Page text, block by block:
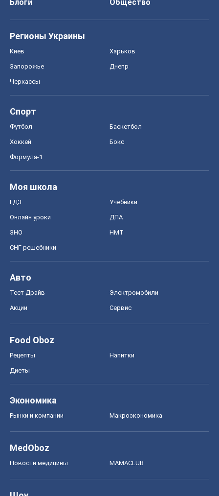
Блоги
Общество
Регионы Украины
Киев Харьков
Запорожье Днепр
Черкассы
Спорт
Футбол Баскетбол
Хоккей Бокс
Формула-1
Моя школа
ГДЗ Учебники
Онлайн уроки ДПА
ЗНО НМТ
СНГ решебники
Авто
Тест Драйв Электромобили
Акции Сервис
Food Oboz
Рецепты Напитки
Диеты
Экономика
Рынки и компании Mакроэкономика
MedOboz
Новости медицины MAMACLUB